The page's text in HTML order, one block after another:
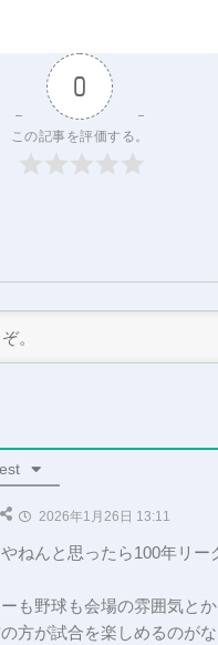
0
この記事を評価する。
2026年1月26日 13:11
ねんと思ったら100年リー
も野球も会場の雰囲気と
方が試合を楽しめるのがな